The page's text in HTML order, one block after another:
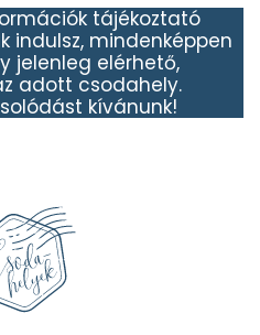
tájékoztató
indulsz, mindenképpen
jelenleg elérhető,
adott csodahely.
kívánunk!